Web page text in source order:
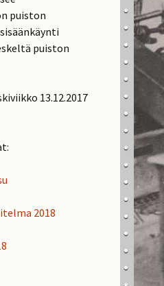
puiston
puiston
13.12.2017
2018